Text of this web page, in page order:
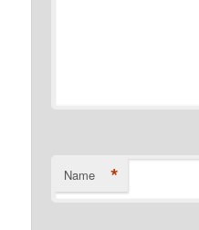
Name *